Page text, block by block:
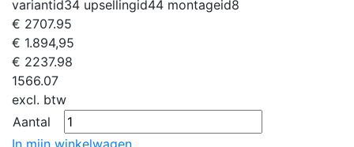
variantid34 upsellingid44 montageid8
€ 2707.95
€ 1.894,95
€ 2237.98
1566.07
excl. btw
Aantal
In mijn winkelwagen